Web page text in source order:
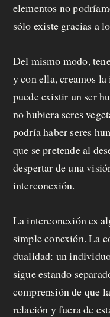
elementos no
sólo existe gracias a
Del mismo modo,
y con ella, creamos
puede existir un ser
no hubiera seres
podría haber seres
que se pretende al
despertar de una
interconexión.
La interconexión es
simple conexión. La
dualidad: un
sigue estando
comprensión de que
relación y fuera de